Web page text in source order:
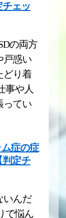
ェッ
の両方
戸惑い
どり着
事や人
ってい
症の症
定チ
いんだ
で悩ん